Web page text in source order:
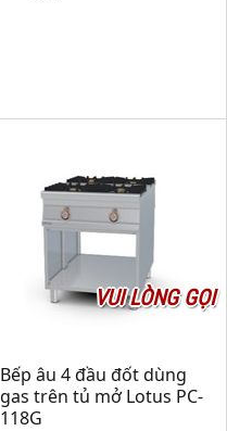
VUI LÒNG GỌI
Bếp âu 4 đầu đốt dùng
gas trên tủ mở Lotus PC-
118G